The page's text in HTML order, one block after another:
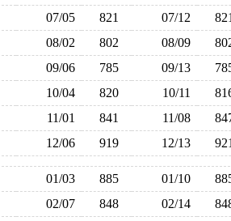
07/05 821 07/12
08/02 802 08/09
09/06 785 09/13
10/04 820 10/11
11/01 841 11/08
12/06 919 12/13
01/03 885 01/10
02/07 848 02/14